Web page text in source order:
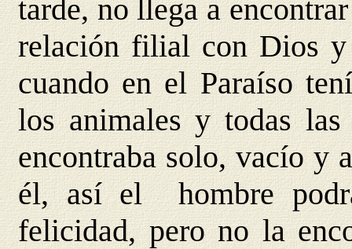
tarde, no llega a
relación filial con Dios
cuando en el Paraíso
los animales y todas
encontraba solo, vacío y
él, así el hombre
felicidad, pero no la